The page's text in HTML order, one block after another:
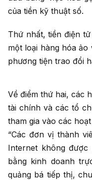
của tiền kỹ thuật số.
Thứ nhất, tiền điện
một loại hàng hóa
phương tiện trao đổi
Về điểm thứ hai, các
tài chính và các tổ
tham gia vào các
“Các đơn vị thành
Internet không
bằng kinh doanh
quảng bá tiếp thị,